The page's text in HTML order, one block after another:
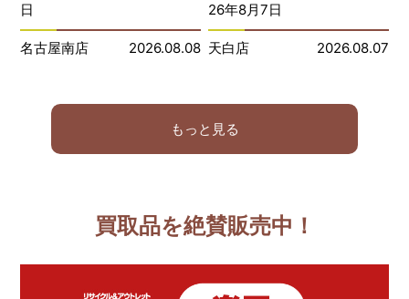
日
名古屋南店 2026.08.08
26年8月7日
天白店 2026.08.07
もっと見る
買取品を絶賛販売中！